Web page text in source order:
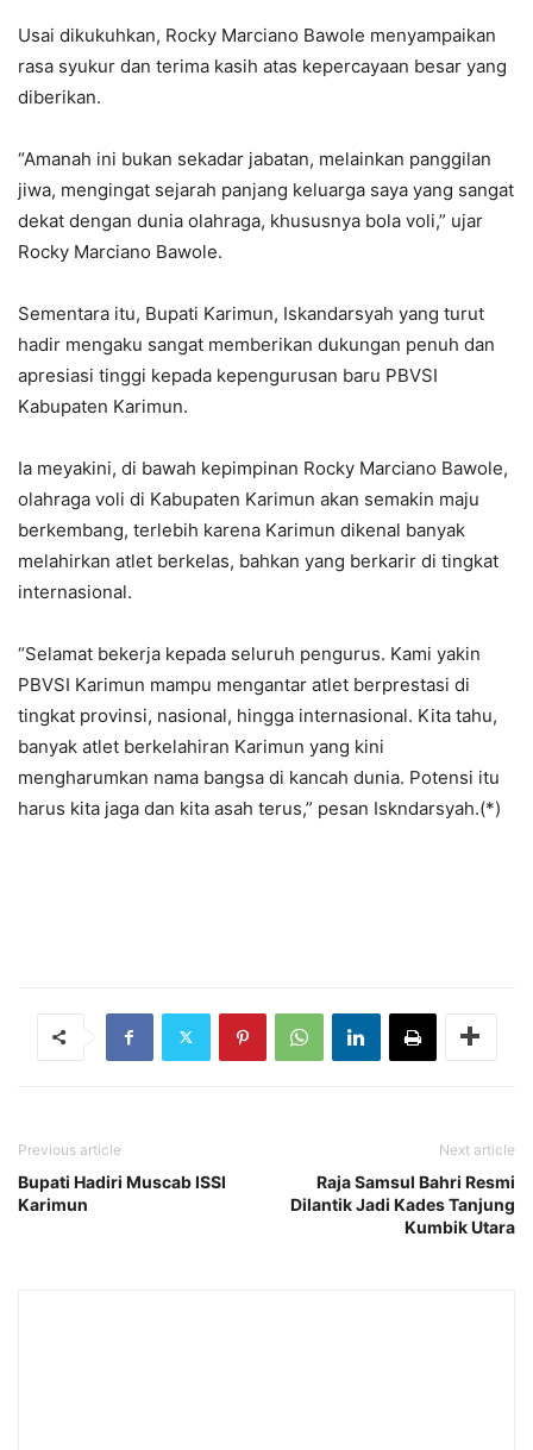
Usai dikukuhkan, Rocky Marciano Bawole menyampaikan
rasa syukur dan terima kasih atas kepercayaan besar yang
diberikan.
“Amanah ini bukan sekadar jabatan, melainkan panggilan
jiwa, mengingat sejarah panjang keluarga saya yang sangat
dekat dengan dunia olahraga, khususnya bola voli,” ujar
Rocky Marciano Bawole.
Sementara itu, Bupati Karimun, Iskandarsyah yang turut
hadir mengaku sangat memberikan dukungan penuh dan
apresiasi tinggi kepada kepengurusan baru PBVSI
Kabupaten Karimun.
Ia meyakini, di bawah kepimpinan Rocky Marciano Bawole,
olahraga voli di Kabupaten Karimun akan semakin maju
berkembang, terlebih karena Karimun dikenal banyak
melahirkan atlet berkelas, bahkan yang berkarir di tingkat
internasional.
“Selamat bekerja kepada seluruh pengurus. Kami yakin
PBVSI Karimun mampu mengantar atlet berprestasi di
tingkat provinsi, nasional, hingga internasional. Kita tahu,
banyak atlet berkelahiran Karimun yang kini
mengharumkan nama bangsa di kancah dunia. Potensi itu
harus kita jaga dan kita asah terus,” pesan Iskndarsyah.(*)
Previous article
Bupati Hadiri Muscab ISSI
Karimun
Next article
Raja Samsul Bahri Resmi
Dilantik Jadi Kades Tanjung
Kumbik Utara